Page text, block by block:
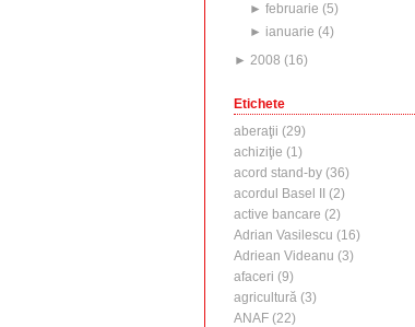
►februarie (5)
► ianuarie (4)
► 2008 (16)
Etichete
aberaţii (29)
achiziţie (1)
acord stand-by (36)
acordul Basel II (2)
active bancare (2)
Adrian Vasilescu (16)
Adriean Videanu (3)
afaceri (9)
agricultură (3)
ANAF (22)